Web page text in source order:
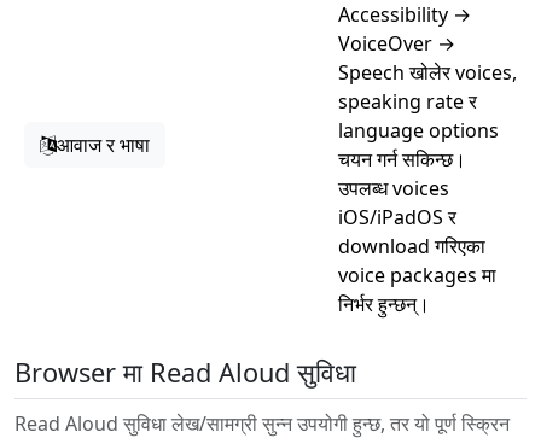
आवाज र भाषा
Accessibility →
VoiceOver →
Speech खोलेर voices,
speaking rate र
language options
चयन गर्न सकिन्छ।
उपलब्ध voices
iOS/iPadOS र
download गरिएका
voice packages मा
निर्भर हुन्छन्।
Browser मा Read Aloud सुविधा
Read Aloud सुविधा लेख/सामग्री सुन्न उपयोगी हुन्छ, तर यो पूर्ण स्क्रिन